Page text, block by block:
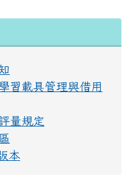
習載具管理與借用
量規定
本